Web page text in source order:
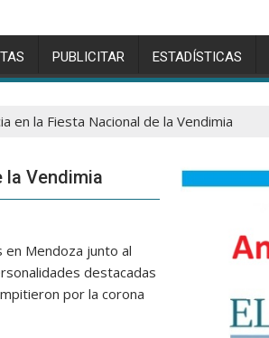
PUBLICITAR ESTADÍSTICAS
en la Fiesta Nacional de la Vendimia
la Vendimia
en Mendoza junto al
destacadas
por la corona